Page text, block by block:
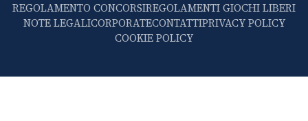
REGOLAMENTO CONCORSIREGOLAMENTI GIOCHI LIBERI
NOTE LEGALICORPORATECONTATTIPRIVACY POLICY
COOKIE POLICY